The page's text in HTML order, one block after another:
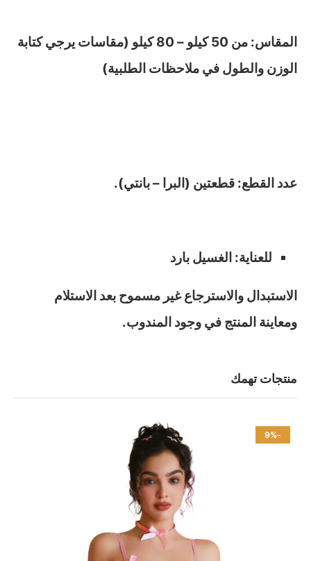
المقاس: من 50 كيلو – 80 كيلو (مقاسات يرجي كتابة
الوزن والطول في ملاحظات الطلبية)
عدد القطع: قطعتين (البرا – بانتي).
للعناية: الغسيل بارد
الاستبدال والاسترجاع غير مسموح بعد الاستلام
ومعاينة المنتج في وجود المندوب.
منتجات تهمك
-9%